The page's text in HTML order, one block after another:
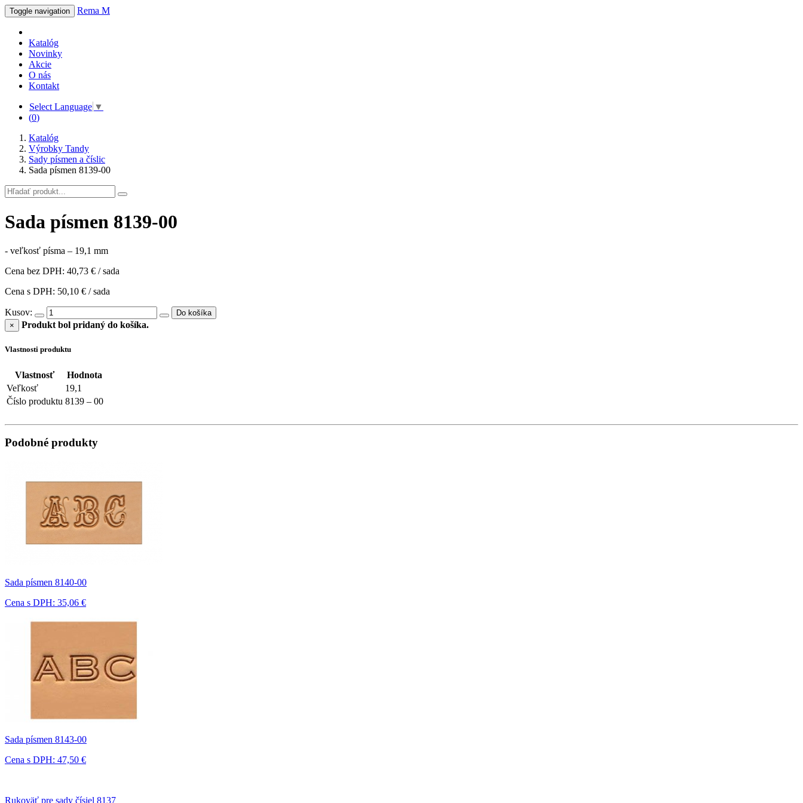
Toggle navigation Rema M
Katalóg
Novinky
Akcie
O nás
Kontakt
Select Language ▼
(0)
Katalóg
Výrobky Tandy
Sady písmen a číslic
Sada písmen 8139-00
Sada písmen 8139-00
- veľkosť písma – 19,1 mm
Cena bez DPH: 40,73 € / sada
Cena s DPH: 50,10 € / sada
Kusov:
Do košíka
×
Produkt bol pridaný do košíka.
Vlastnosti produktu
Vlastnosť
Hodnota
Veľkosť
19,1
Číslo produktu 8139 – 00
Podobné produkty
Sada písmen 8140-00
Cena s DPH: 35,06 €
Sada písmen 8143-00
Cena s DPH: 47,50 €
Rukoväť pre sady čísiel 8137